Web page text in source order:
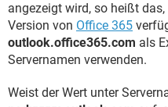
angezeigt wird, so heißt
Version von Office 365
outlook.office365.com als
Servernamen verwenden.
Weist der Wert unter